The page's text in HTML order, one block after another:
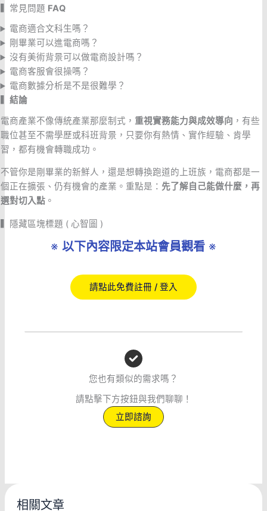
▍常見問題 FAQ
電商適合文科生嗎？
剛畢業可以進電商嗎？
沒有美術背景可以做電商設計嗎？
電商客服會很操嗎？
電商數據分析是不是很難學？
結論
電商產業不像傳統產業那麼制式， 重視實務能力與成效導向 ，有些
職位甚至不需學歷或科班背景，只要你有熱情、實作經驗、肯學
習，都有機會轉職成功。
不管你是剛畢業的新鮮人，還是想轉換跑道的上班族，電商都是一
個正在擴張、仍有機會的產業。重點是： 先了解自己能做什麼，再
選對切入點。
▍隱藏區塊標題 ( 心智圖 )
※ 以下內容限定本站會員觀看 ※
請點此免費註冊 / 登入
您也有類似的需求嗎？
請點擊下方按鈕與我們聊聊！
立即諮詢
相關文章